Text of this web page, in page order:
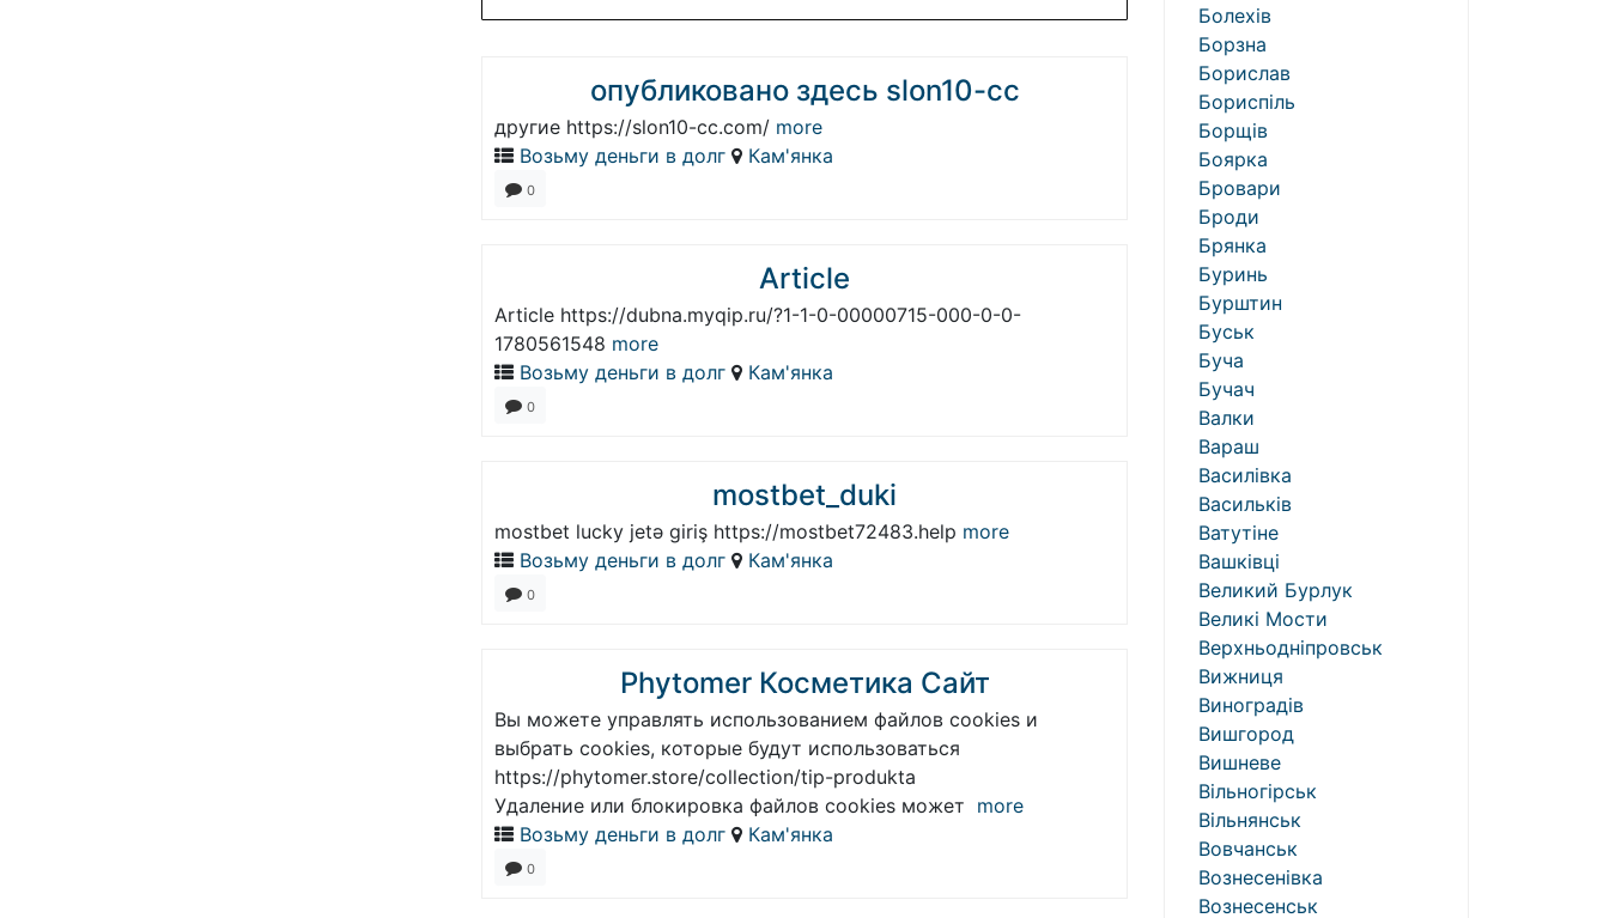
опубликовано здесь slon10-cc
другие https://slon10-cc.com/ more
Возьму деньги в долг
Кам'янка
0
Article
Article https://dubna.myqip.ru/?1-1-0-00000715-000-0-0-
1780561548 more
Возьму деньги в долг
Кам'янка
0
mostbet_duki
mostbet lucky jetə giriş https://mostbet72483.help more
Возьму деньги в долг
Кам'янка
0
Phytomer Косметика Сайт
Вы можете управлять использованием файлов cookies и
выбрать cookies, которые будут использоваться
https://phytomer.store/collection/tip-produkta
Удаление или блокировка файлов cookies может more
Возьму деньги в долг
Кам'янка
0
Болехів
Борзна
Борислав
Бориспіль
Борщів
Боярка
Бровари
Броди
Брянка
Буринь
Бурштин
Буськ
Буча
Бучач
Валки
Вараш
Василівка
Васильків
Ватутіне
Вашківці
Великий Бурлук
Великі Мости
Верхньодніпровськ
Вижниця
Виноградів
Вишгород
Вишневе
Вільногірськ
Вільнянськ
Вовчанськ
Вознесенівка
Вознесенськ